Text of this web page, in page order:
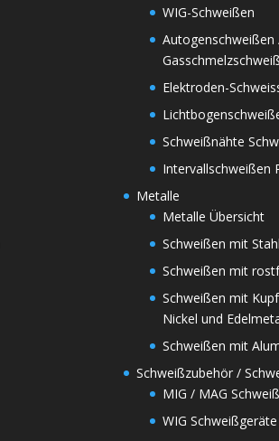
WIG-Schweißen
Autogenschweißen
Elektroden-
Schweißnähte
Intervallschweißen
Metalle
Metalle Übersicht
Schweißen mit Stahl
Schweißen mit
Schweißen mit
Nickel und
Schweißen mit
Schweißzubehör /
MIG / MAG
WIG Schweißgeräte